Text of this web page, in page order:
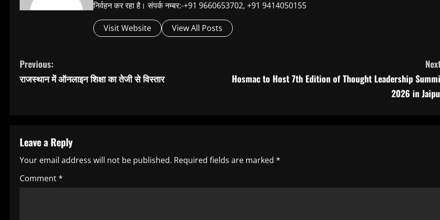
निर्वहन कर रहा है। संपर्क नम्बर:-+91 9660653702, +91 9414050155
Visit Website View All Posts
C
o
i
n
u
Previous:
राजस्थान में ऑनलाइन शिक्षा का तेजी से विस्तार
Hosmac to Host 7th Edition of Thought Leadership
2026 in
Leave a Reply
Your email address will not be published. Required fields are marked *
Comment*